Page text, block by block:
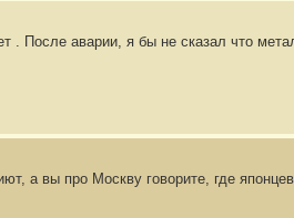
. После аварии, я бы не сказал что
а вы про Москву говорите, где